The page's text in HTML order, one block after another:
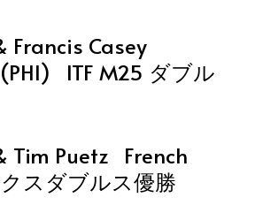
Francis Casey
ITF M25 ダブル
Tim Puetz French
スダブルス優勝